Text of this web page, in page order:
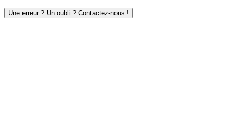
Une erreur ? Un oubli ? Contactez-nous !